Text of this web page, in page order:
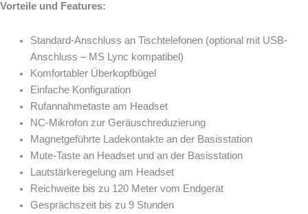
Vorteile und Features:
Standard-Anschluss an Tischtelefonen (optional mit USB-
Anschluss – MS Lync kompatibel)
Komfortabler Überkopfbügel
Einfache Konfiguration
Rufannahmetaste am Headset
NC-Mikrofon zur Geräuschreduzierung
Magnetgeführte Ladekontakte an der Basisstation
Mute-Taste an Headset und an der Basisstation
Lautstärkeregelung am Headset
Reichweite bis zu 120 Meter vom Endgerät
Gesprächszeit bis zu 9 Stunden